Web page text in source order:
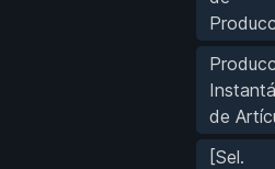
de
[Sel.